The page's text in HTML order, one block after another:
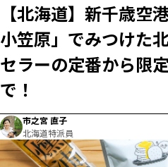
【北海道】新千歳空
小笠原」でみつけた
セラーの定番から限
で！
市之宮 直子
北海道特派員